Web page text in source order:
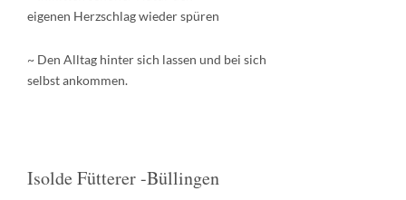
eigenen Herzschlag wieder spüren
~ Den Alltag hinter sich lassen und bei sich
selbst ankommen.
Isolde Fütterer -Büllingen